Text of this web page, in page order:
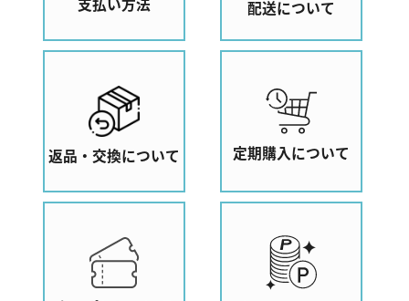
配送について
返品・交換について 定期購入について